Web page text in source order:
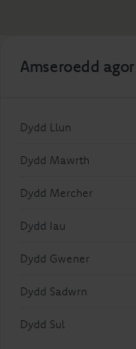
Amseroedd agor
Dydd Llun
Dydd Mawrth
Dydd Mercher
Dydd Iau
Dydd Gwener
Dydd Sadwrn
Dydd Sul